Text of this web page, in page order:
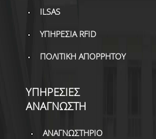
ILSAS
ΥΠΗΡΕΣΙΑ RFID
ΠΟΛΙΤΙΚΗ ΑΠΟΡΡΗΤΟΥ
ΥΠΗΡΕΣΙΕΣ
ΑΝΑΓΝΩΣΤΗ
ΑΝΑΓΝΩΣΤΗΡΙΟ